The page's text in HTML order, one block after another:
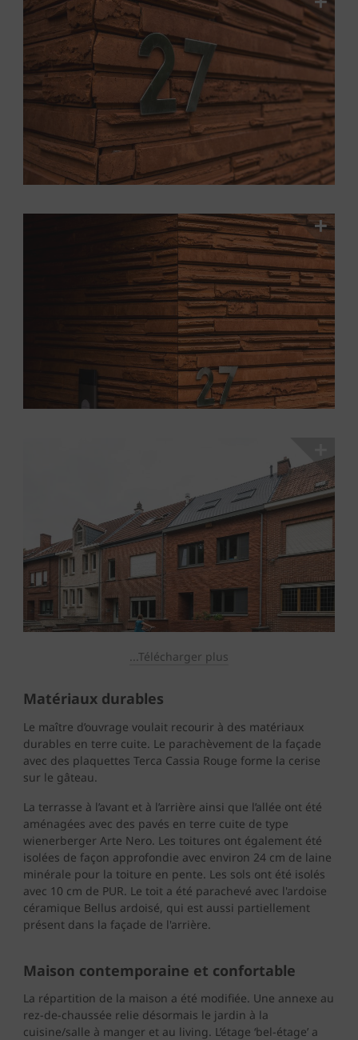
...Télécharger plus
Matériaux durables
Le maître d’ouvrage voulait recourir à des matériaux
durables en terre cuite. Le parachèvement de la façade
avec des plaquettes Terca Cassia Rouge forme la cerise
sur le gâteau.
La terrasse à l’avant et à l’arrière ainsi que l’allée ont été
aménagées avec des pavés en terre cuite de type
wienerberger Arte Nero. Les toitures ont également été
isolées de façon approfondie avec environ 24 cm de laine
minérale pour la toiture en pente. Les sols ont été isolés
avec 10 cm de PUR. Le toit a été parachevé avec l'ardoise
céramique Bellus ardoisé, qui est aussi partiellement
présent dans la façade de l'arrière.
Maison contemporaine et confortable
La répartition de la maison a été modifiée. Une annexe au
rez-de-chaussée relie désormais le jardin à la
cuisine/salle à manger et au living. L’étage ‘bel-étage’ a